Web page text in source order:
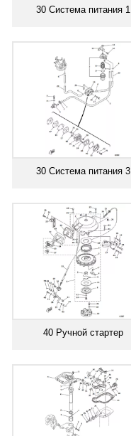
30 Система питания 1
30 Система питания 3
40 Ручной стартер